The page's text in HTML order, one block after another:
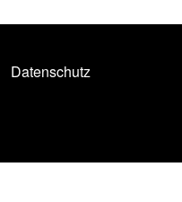
Datenschutz